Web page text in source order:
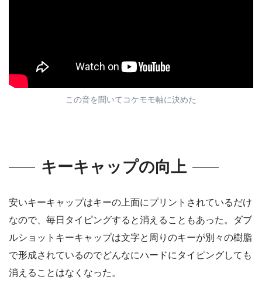
この音を聞いてコケモモ軸に決めた
キーキャップの向上
安いキーキャップはキーの上面にプリントされているだけ
なので、毎日タイピングすると消えることもあった。ダブ
ルショットキーキャップは文字と周りのキーが別々の樹脂
で形成されているのでどんなにハードにタイピングしても
消えることはなくなった。